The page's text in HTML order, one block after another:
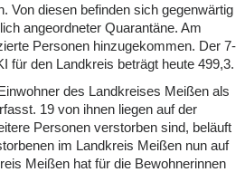
Von diesen befinden sich gegenwärtig
angeordneter Quarantäne. Am
Personen hinzugekommen. Der 7-
für den Landkreis beträgt heute 499,3.
des Landkreises Meißen als
19 von ihnen liegen auf der
Personen verstorben sind, beläuft
im Landkreis Meißen nun auf
Meißen hat für die Bewohnerinnen